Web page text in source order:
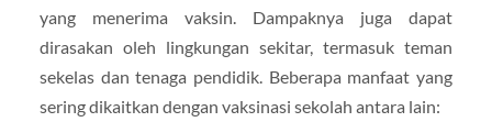
yang menerima vaksin. Dampaknya juga dapat
dirasakan oleh lingkungan sekitar, termasuk teman
sekelas dan tenaga pendidik. Beberapa manfaat yang
sering dikaitkan dengan vaksinasi sekolah antara lain: